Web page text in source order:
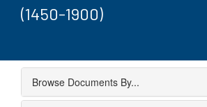
(1450-1900)
Browse Documents By...